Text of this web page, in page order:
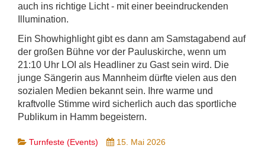
auch ins richtige Licht - mit einer beeindruckenden
Illumination.
Ein Showhighlight gibt es dann am Samstagabend auf
der großen Bühne vor der Pauluskirche, wenn um
21:10 Uhr LOI als Headliner zu Gast sein wird. Die
junge Sängerin aus Mannheim dürfte vielen aus den
sozialen Medien bekannt sein. Ihre warme und
kraftvolle Stimme wird sicherlich auch das sportliche
Publikum in Hamm begeistern.
Turnfeste (Events) 15. Mai 2026